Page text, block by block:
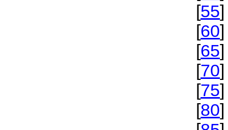
[55]
[60]
[65]
[70]
[75]
[80]